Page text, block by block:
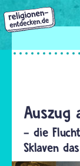
Direkt
zum
Inhalt
Auszug
- die
Sklaven